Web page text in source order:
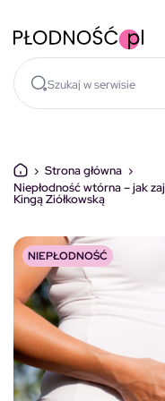
› Strona główna ›
Niepłodność wtórna – jak
Kingą Ziółkowską
NIEPŁODNOŚĆ